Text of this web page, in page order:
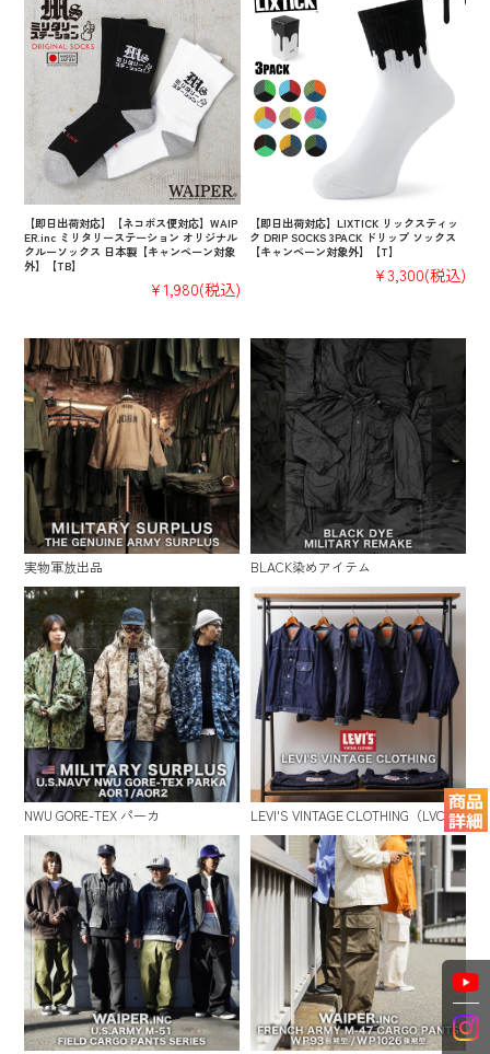
【即日出荷対応】【ネコポス便対応】WAIP
ER.inc ミリタリーステーション オリジナル
クルーソックス 日本製【キャンペーン対象
外】【TB】
¥1,980(税込)
【即日出荷対応】LIXTICK リックスティッ
ク DRIP SOCKS 3PACK ドリップ ソックス
【キャンペーン対象外】【T】
¥3,300(税込)
実物軍放出品 BLACK染めアイテム
NWU GORE-TEX パーカ LEVI'S VINTAGE CLOTHING（LVC）